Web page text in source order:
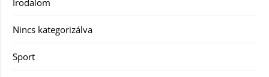
Irodalom
Nincs kategorizálva
Sport